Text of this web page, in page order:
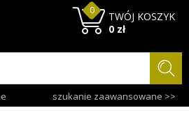
szukanie zaawansowane >>
TWÓJ KOSZYK
0
0 zł